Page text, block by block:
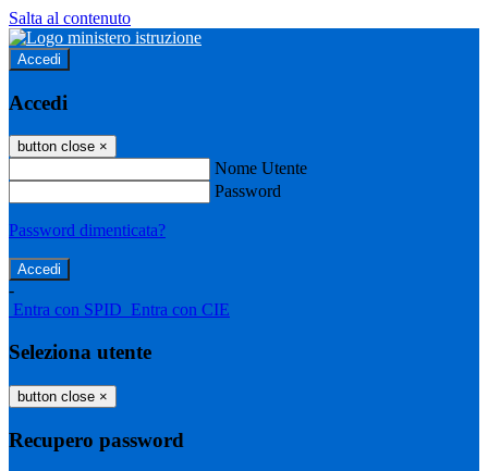
Salta al contenuto
Accedi
Accedi
button close ×
Nome Utente
Password
Password dimenticata?
-
Entra con SPID Entra con CIE
Seleziona utente
button close ×
Recupero password